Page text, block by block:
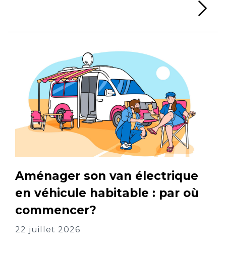
Aménager son van électrique
en véhicule habitable : par où
commencer?
22 juillet 2026